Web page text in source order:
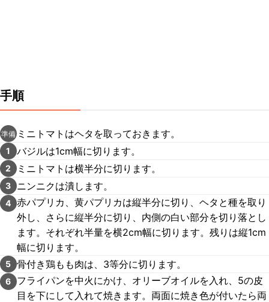
手順
準備 ミニトマトはヘタを取っておきます。
1 バジルは1cm幅に切ります。
2 ミニトマトは横半分に切ります。
3 ニンニクは潰します。
4 赤パプリカ、黄パプリカは縦半分に切り、ヘタと種を取り
外し、さらに縦半分に切り、内側の白い部分を切り落とし
ます。それぞれ半量を横2cm幅に切ります。残りは縦1cm
幅に切ります。
5 骨付き鶏もも肉は、3等分に切ります。
6
フライパンを中火にかけ、オリーブオイルを入れ、5の皮
目を下にして入れて焼きます。両面に焼き色が付いたら両